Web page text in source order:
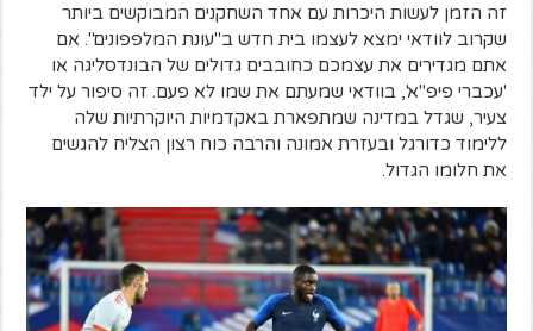
זה הזמן לעשות היכרות עם אחד השחקנים המבוקשים ביותר
שקרוב לוודאי ימצא לעצמו בית חדש ב"עונת המלפפונים". אם
אתם מגדירים את עצמכם כחובבים גדולים של הבונדסליגה או
'עכברי פיפ"א', בוודאי שמעתם את שמו לא פעם. זה סיפור על ילד
צעיר, שגדל במדינה שמתפארת באקדמיות היוקרתיות שלה
ללימוד כדורגל ובעזרת אמונה והרבה כוח רצון הצליח להגשים
את חלומו הגדול.